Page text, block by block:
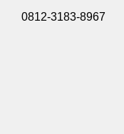
0812-3183-8967